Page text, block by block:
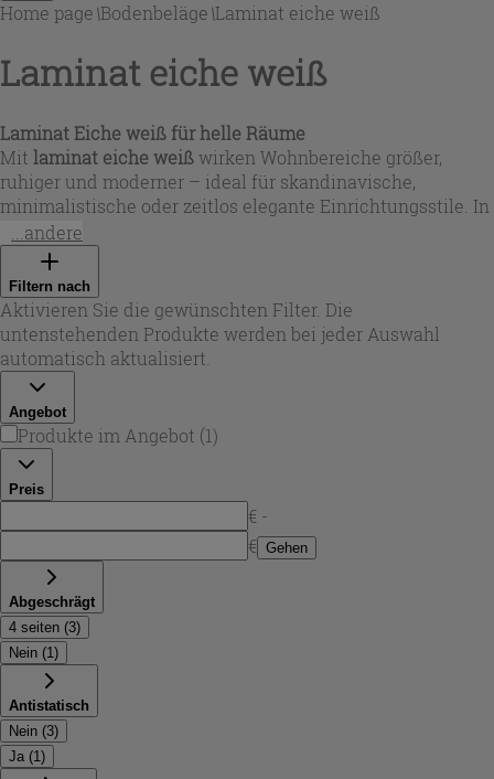
Home page\Bodenbeläge\Laminat eiche weiß
Laminat eiche weiß
Laminat Eiche weiß für helle Räume
Mit laminat eiche weißwirken Wohnbereiche größer,
ruhiger und moderner – ideal für skandinavische,
minimalistische oder zeitlos elegante Einrichtungsstile. In
dieser Auswahl findest du weißliche Eichenoptiken von
neutral-warmem Weiß bis zu strahlenden Weißtönen, teils
mit kontrastierenden Ästen und grauen Maserungen oder
mit dezenten Taupe-Nuancen für mehr Tiefe. Je nach Look
stehen klassische Dielenformate sowie Designs mit
Fischgrät-Charakter zur Verfügung. Die Oberflächen sind
auf eine realistische Holzoptik ausgelegt, teilweise mit
fühlbar macht.
...andere
Filtern nach
Aktivieren Sie die gewünschten Filter. Die
untenstehenden Produkte werden bei jeder Auswahl
automatisch aktualisiert.
Angebot
Produkte im Angebot (1)
Preis
€ -
€ Gehen
Abgeschrägt
4 seiten (3)
Nein (1 )
Antistatisch
Nein (3)
Ja (1 )